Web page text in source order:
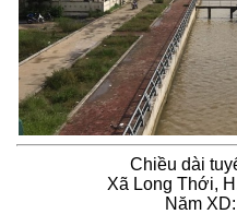
Chiều dài
Xã Long Thới,
Năm